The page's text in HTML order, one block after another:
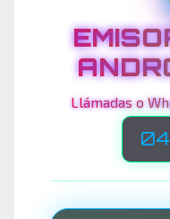
Llámadas o